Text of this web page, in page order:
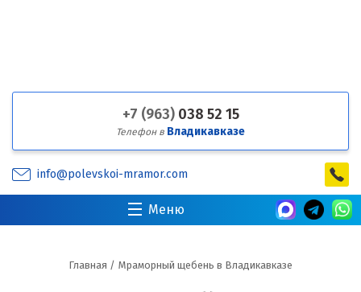
+7 (963) 038 52 15
Телефон в Владикавказе
info@polevskoi-mramor.com
Меню
Главная / Мраморный щебень в Владикавказе